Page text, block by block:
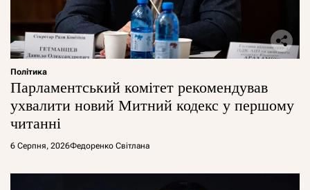
Політика
Парламентський комітет рекомендував
ухвалити новий Митний кодекс у першому
читанні
6 Серпня, 2026Федоренко Світлана